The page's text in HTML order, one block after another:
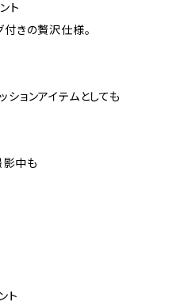
ト
付きの贅沢仕様。
ョンアイテムとしても
影中も
ト